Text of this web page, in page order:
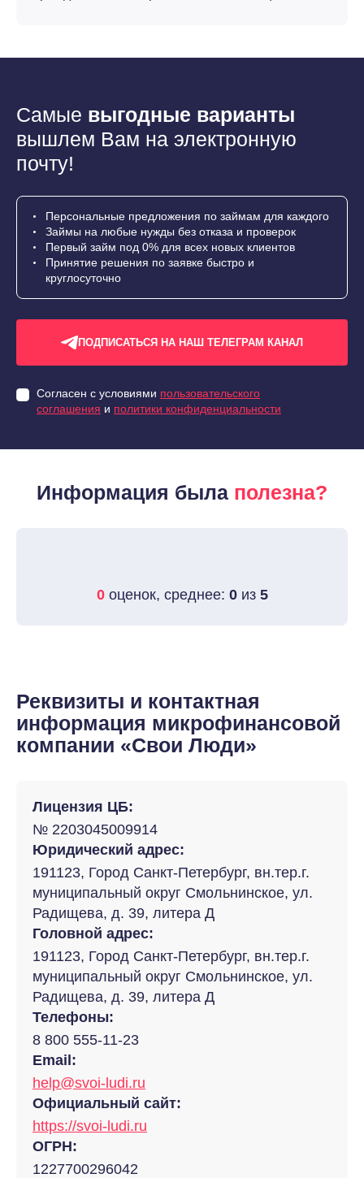
Самые выгодные варианты
вышлем Вам на электронную
почту!
Персональные предложения по займам для каждого
Займы на любые нужды без отказа и проверок
Первый займ под 0% для всех новых клиентов
Принятие решения по заявке быстро и
круглосуточно
ПОДПИСАТЬСЯ НА НАШ ТЕЛЕГРАМ КАНАЛ
Согласен с условиями пользовательского
соглашения и политики конфиденциальности
Информация была полезна?
0оценок, среднее: 0из 5
Реквизиты и контактная
информация микрофинансовой
компании «Свои Люди»
Лицензия ЦБ:
№ 2203045009914
Юридический адрес:
191123, Город Санкт-Петербург, вн.тер.г.
муниципальный округ Смольнинское, ул.
Радищева, д. 39, литера Д
Головной адрес:
191123, Город Санкт-Петербург, вн.тер.г.
муниципальный округ Смольнинское, ул.
Радищева, д. 39, литера Д
Телефоны:
8 800 555-11-23
Email:
help@svoi-ludi.ru
Официальный сайт:
https://svoi-ludi.ru
ОГРН:
1227700296042